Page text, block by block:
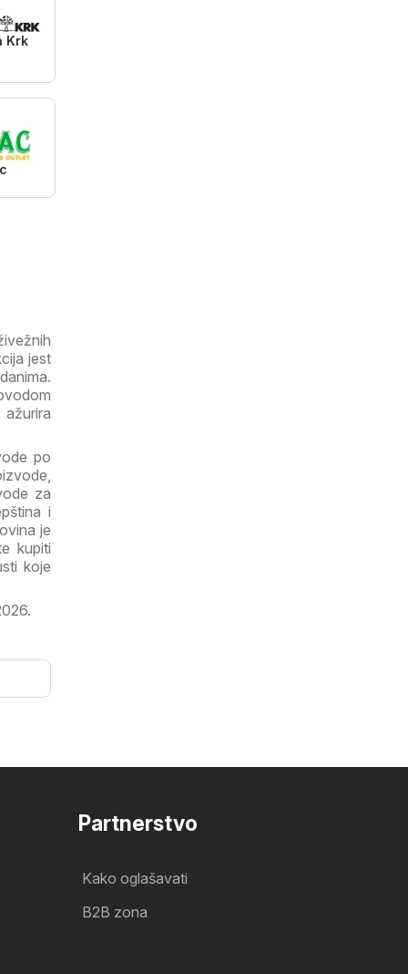
Krk
jest
po
za
i
je
kupiti
koje
Partnerstvo
Kako oglašavati
B2B zona